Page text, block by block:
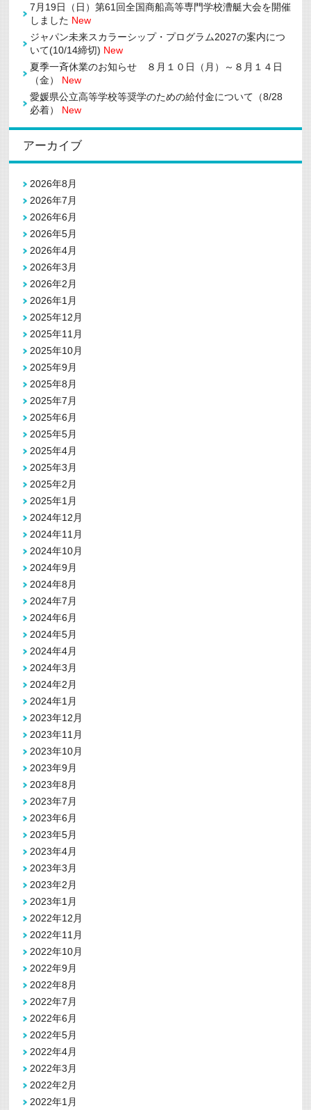
及
攻
テ
学
修
7月19日（日）第61回全国商船高等専門学校漕艇大会を開催
しました New
ジャパン未来スカラーシップ・プログラム2027の案内につ
いて(10/14締切) New
夏季一斉休業のお知らせ ８月１０日（月）～８月１４日
（金） New
愛媛県公立高等学校等奨学のための給付金について（8/28
必着） New
アーカイブ
2026年8月
2026年7月
2026年6月
2026年5月
2026年4月
2026年3月
2026年2月
2026年1月
2025年12月
2025年11月
2025年10月
2025年9月
2025年8月
2025年7月
2025年6月
2025年5月
2025年4月
2025年3月
2025年2月
2025年1月
2024年12月
2024年11月
2024年10月
2024年9月
2024年8月
2024年7月
2024年6月
2024年5月
2024年4月
2024年3月
2024年2月
2024年1月
2023年12月
2023年11月
2023年10月
2023年9月
2023年8月
2023年7月
2023年6月
2023年5月
2023年4月
2023年3月
2023年2月
2023年1月
2022年12月
2022年11月
2022年10月
2022年9月
2022年8月
2022年7月
2022年6月
2022年5月
2022年4月
2022年3月
2022年2月
2022年1月